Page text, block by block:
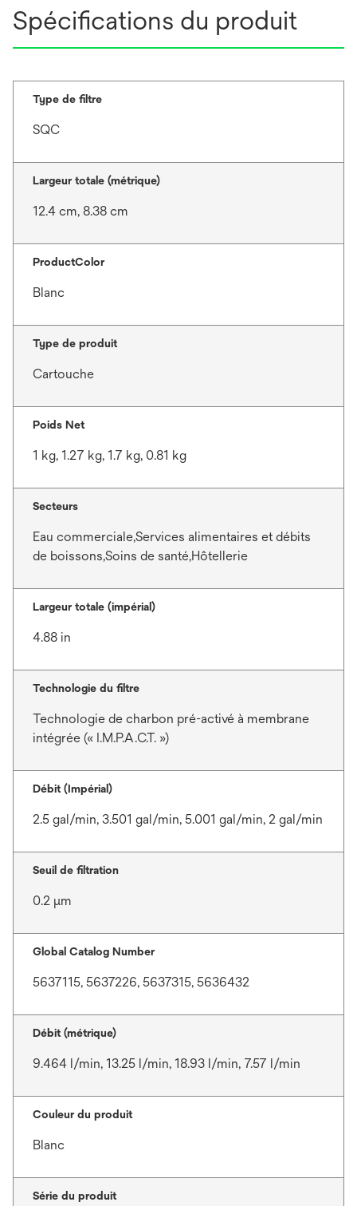
Spécifications du produit
Type de filtre
SQC
Largeur totale (métrique)
12.4 cm, 8.38 cm
ProductColor
Blanc
Type de produit
Cartouche
Poids Net
1 kg, 1.27 kg, 1.7 kg, 0.81 kg
Secteurs
Eau commerciale,Services alimentaires et débits
de boissons,Soins de santé,Hôtellerie
Largeur totale (impérial)
4.88 in
Technologie du filtre
Technologie de charbon pré-activé à membrane
intégrée (« I.M.P.A.C.T. »)
Débit (Impérial)
2.5 gal/min, 3.501 gal/min, 5.001 gal/min, 2 gal/min
Seuil de filtration
0.2 μm
Global Catalog Number
5637115, 5637226, 5637315, 5636432
Débit (métrique)
9.464 l/min, 13.25 l/min, 18.93 l/min, 7.57 l/min
Couleur du produit
Blanc
Série du produit